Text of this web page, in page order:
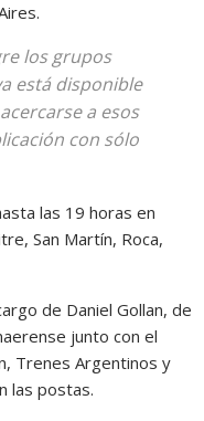
los grupos
está disponible
a esos
con sólo
las 19 horas en
San Martín, Roca,
de Daniel Gollan, de
junto con el
Trenes Argentinos y
las postas.